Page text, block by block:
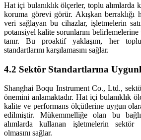
Hat içi bulanıklık ölçerler, toplu alımlarda
koruma görevi görür. Akışkan berraklığı
veri sağlayan bu cihazlar, işletmelerin
potansiyel kalite sorunlarını
tanır. Bu proaktif yaklaşım, her
standartlarını karşılamasını sağlar.
4.2 Sektör Standartlarına
Shanghai Boqu Instrument Co., Ltd.,
önemini anlamaktadır. Hat içi bulanıklık
kalite ve performans ölçütlerine uygun
edilmiştir. Mükemmelliğe olan bu
alımlarda kullanan işletmelerin sektör
olmasını sağlar.